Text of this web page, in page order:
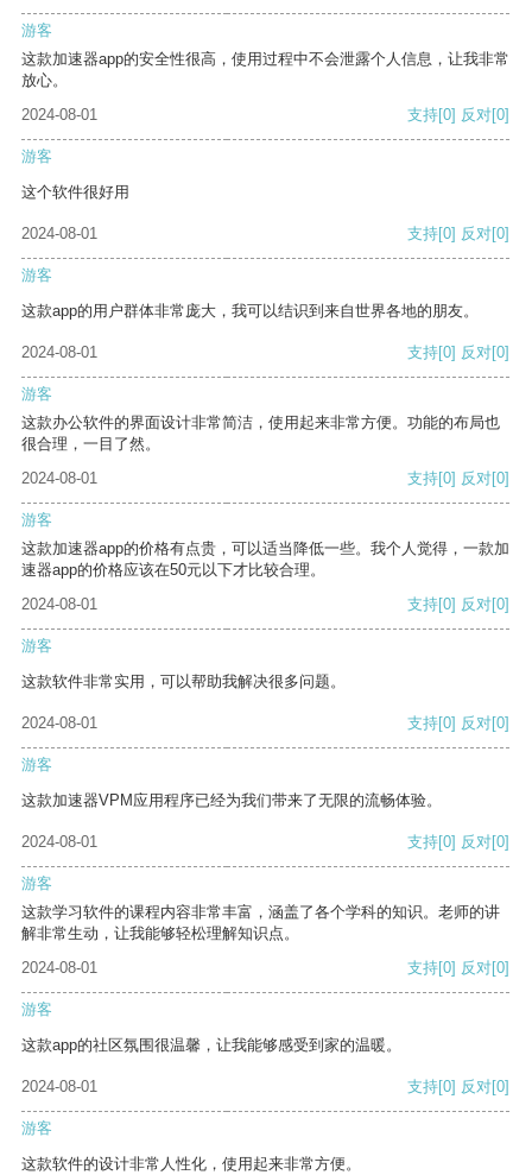
游客
这款加速器app的安全性很高，使用过程中不会泄露个人信息，让我非常
放心。
2024-08-01
支持[0] 反对[0]
游客
这个软件很好用
2024-08-01 支持[0] 反对[0]
游客
这款app的用户群体非常庞大，我可以结识到来自世界各地的朋友。
2024-08-01 支持[0] 反对[0]
游客
这款办公软件的界面设计非常简洁，使用起来非常方便。功能的布局也
很合理，一目了然。
2024-08-01
支持[0] 反对[0]
游客
这款加速器app的价格有点贵，可以适当降低一些。我个人觉得，一款加
速器app的价格应该在50元以下才比较合理。
2024-08-01
支持[0] 反对[0]
游客
这款软件非常实用，可以帮助我解决很多问题。
2024-08-01 支持[0] 反对[0]
游客
这款加速器VPM应用程序已经为我们带来了无限的流畅体验。
2024-08-01 支持[0] 反对[0]
游客
这款学习软件的课程内容非常丰富，涵盖了各个学科的知识。老师的讲
解非常生动，让我能够轻松理解知识点。
2024-08-01
支持[0] 反对[0]
游客
这款app的社区氛围很温馨，让我能够感受到家的温暖。
2024-08-01 支持[0] 反对[0]
游客
这款软件的设计非常人性化，使用起来非常方便。